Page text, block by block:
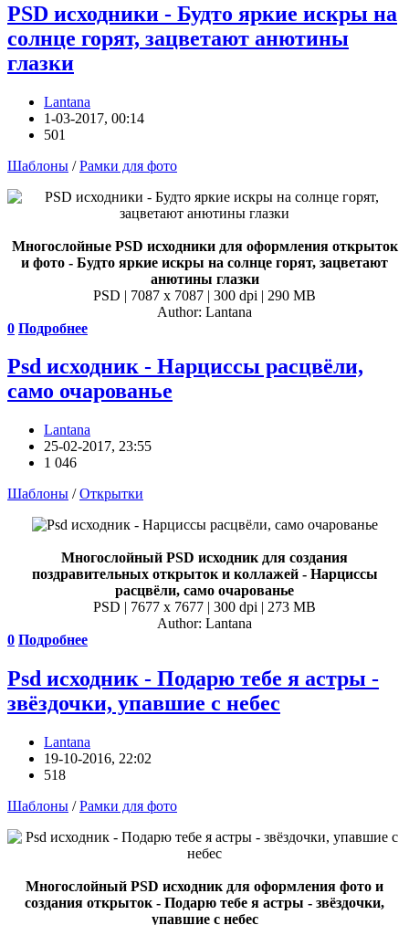
PSD исходники - Будто яркие искры на
солнце горят, зацветают анютины
глазки
Lantana
1-03-2017, 00:14
501
Шаблоны /Рамки для фото
Многослойные PSD исходники для оформления открыток
и фото - Будто яркие искры на солнце горят, зацветают
анютины глазки
PSD | 7087 x 7087 | 300 dpi | 290 MB
Author: Lantana
0 Подробнее
Psd исходник - Нарциссы расцвёли,
само очарованье
Lantana
25-02-2017, 23:55
1 046
Шаблоны /Открытки
Многослойный PSD исходник для создания
поздравительных открыток и коллажей - Нарциссы
расцвёли, само очарованье
PSD | 7677 x 7677 | 300 dpi | 273 MB
Author: Lantana
0 Подробнее
Psd исходник - Подарю тебе я астры -
звёздочки, упавшие с небес
Lantana
19-10-2016, 22:02
518
Шаблоны /Рамки для фото
Многослойный PSD исходник для оформления фото и
создания открыток - Подарю тебе я астры - звёздочки,
упавшие с небес